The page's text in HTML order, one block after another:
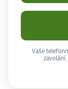
Vaše